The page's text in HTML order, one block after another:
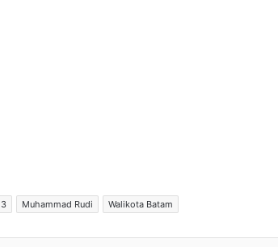
Muhammad Rudi Walikota Batam